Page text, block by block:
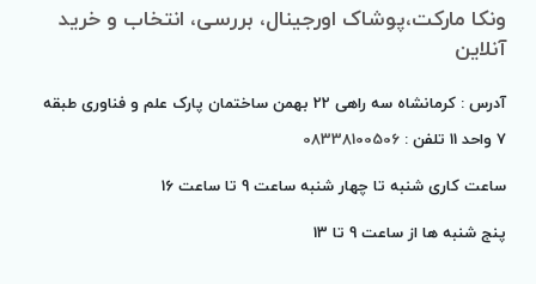
ونکا مارکت،پوشاک اورجینال، بررسی، انتخاب و خرید
آنلاین
آدرس : کرمانشاه سه راهی 22 بهمن ساختمان پارک علم و فناوری طبقه
7 واحد 11 تلفن :
08338100506
ساعت کاری شنبه تا چهار شنبه ساعت 9 تا ساعت 16
پنج شنبه ها از ساعت 9 تا
13